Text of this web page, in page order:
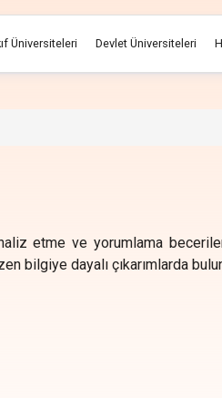
Üniversiteleri Devlet Üniversiteleri
etme ve yorumlama
bilgiye dayalı çıkarımlarda